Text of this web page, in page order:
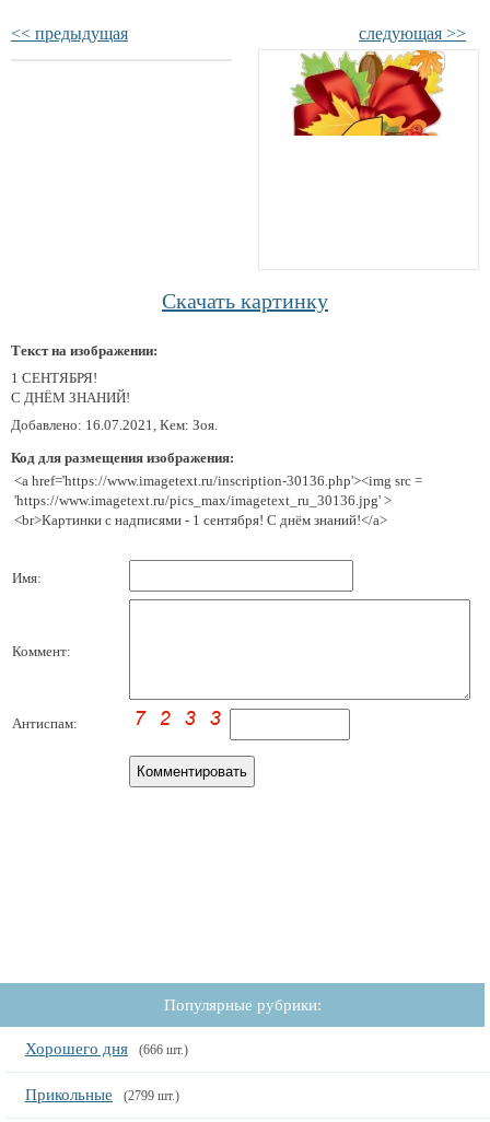
<< предыдущая следующая >>
Скачать картинку
Текст на изображении:
1 СЕНТЯБРЯ!
С ДНЁМ ЗНАНИЙ!
Добавлено: 16.07.2021, Кем: Зоя.
Код для размещения изображения:
<a href='https://www.imagetext.ru/inscription-30136.php'><img src =
'https://www.imagetext.ru/pics_max/imagetext_ru_30136.jpg' >
<br>Картинки с надписями - 1 сентября! С днём знаний!</a>
Имя:
Коммент:
Антиспам:
Популярные рубрики:
Хорошего дня (666 шт.)
Прикольные (2799 шт.)